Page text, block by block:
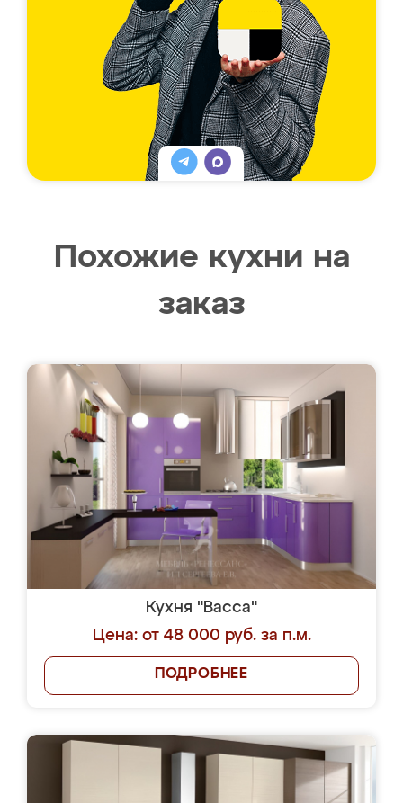
Похожие кухни на
заказ
Кухня "Васса"
Цена: от 48 000 руб. за п.м.
ПОДРОБНЕЕ